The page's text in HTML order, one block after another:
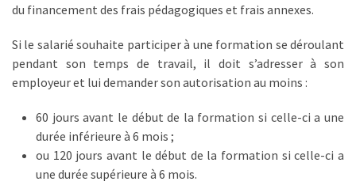
chiffres
tout
DRH
devrait
du financement des frais pédagogiques et frais annexes.
Si le salarié souhaite participer à une formation se déroulant
pendant son temps de travail, il doit s’adresser à son
employeur et lui demander son autorisation au moins :
60 jours avant le début de la formation si celle-ci a une
durée inférieure à 6 mois ;
ou 120 jours avant le début de la formation si celle-ci a
une durée supérieure à 6 mois.